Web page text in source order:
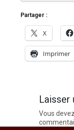
Partager :
X
Imprimer
Laisser
Vous